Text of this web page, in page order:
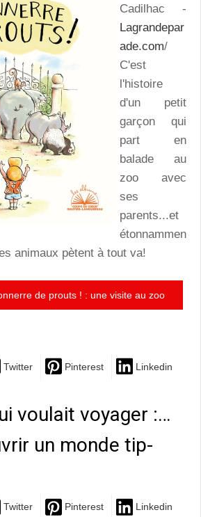
Cadilhac -
Lagrandepar
ade.com/
C'est
l'histoire
d'un petit
garçon qui
part en
balade au
zoo avec
ses
parents...et
étonnammen
animaux pètent à tout va!
de prouts ! : une visite au zoo
Twitter Pinterest Linkedin
voulait voyager :…
un monde tip-
Twitter Pinterest Linkedin